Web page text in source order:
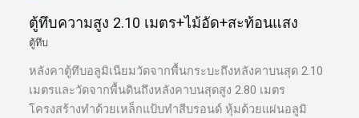
ตู้ทึบความสูง 2.10 เมตร+ไม้อัด+สะท้อนแสง
ตู้ทึบ
หลังคาตู้ทึบอลูมิเนียมวัดจากพื้นกระบะถึงหลังคาบนสุด 2.10
เมตรและวัดจากพื้นดินถึงหลังคาบนสุดสูง 2.80 เมตร
โครงสร้างทำด้วยเหล็กแป้บทำสีบรอนด์ หุ้มด้วยแผ่นอลูมิ